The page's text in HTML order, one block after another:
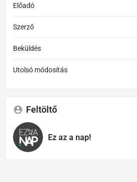
Előadó
Szerző
Beküldés
Utolsó módosítás
Feltöltő
Ez az a nap!